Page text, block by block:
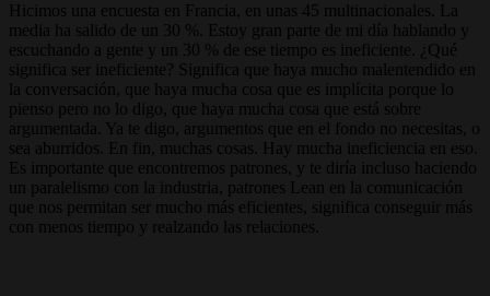
Hicimos una encuesta en Francia, en unas 45 multinacionales. La
media ha salido de un 30 %. Estoy gran parte de mi día hablando y
escuchando a gente y un 30 % de ese tiempo es ineficiente. ¿Qué
significa ser ineficiente? Significa que haya mucho malentendido en
la conversación, que haya mucha cosa que es implícita porque lo
pienso pero no lo digo, que haya mucha cosa que está sobre
argumentada. Ya te digo, argumentos que en el fondo no necesitas, o
sea aburridos. En fin, muchas cosas. Hay mucha ineficiencia en eso.
Es importante que encontremos patrones, y te diría incluso haciendo
un paralelismo con la industria, patrones Lean en la comunicación
que nos permitan ser mucho más eficientes, significa conseguir más
con menos tiempo y realzando las relaciones.